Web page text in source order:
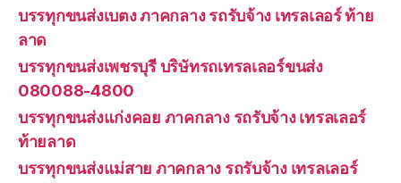
บรรทุกขนส่งเบตง ภาคกลาง รถรับจ้าง เทรลเลอร์ ท้าย
ลาด
บรรทุกขนส่งเพชรบุรี บริษัทรถเทรลเลอร์ขนส่ง
080088-4800
บรรทุกขนส่งแก่งคอย ภาคกลาง รถรับจ้าง เทรลเลอร์
ท้ายลาด
บรรทุกขนส่งแม่สาย ภาคกลาง รถรับจ้าง เทรลเลอร์